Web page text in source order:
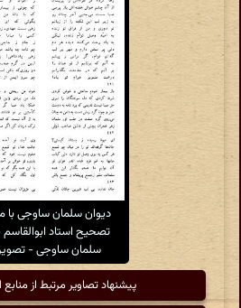
دیوان سلمان ساوجی با
تصحیح استاد
سلمان ساوجی - تصویر
پیشنهاد تصاویر مرتبط از منابع